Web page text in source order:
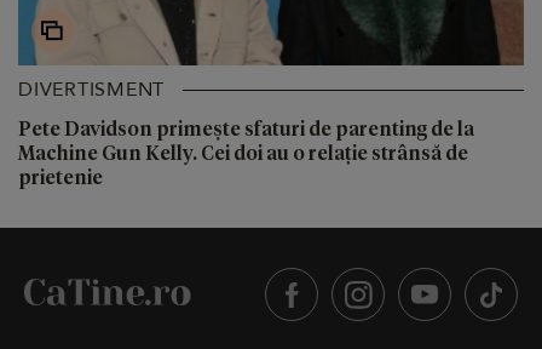
DIVERTISMENT
Pete Davidson primește sfaturi de parenting de la
Machine Gun Kelly. Cei doi au o relație strânsă de
prietenie